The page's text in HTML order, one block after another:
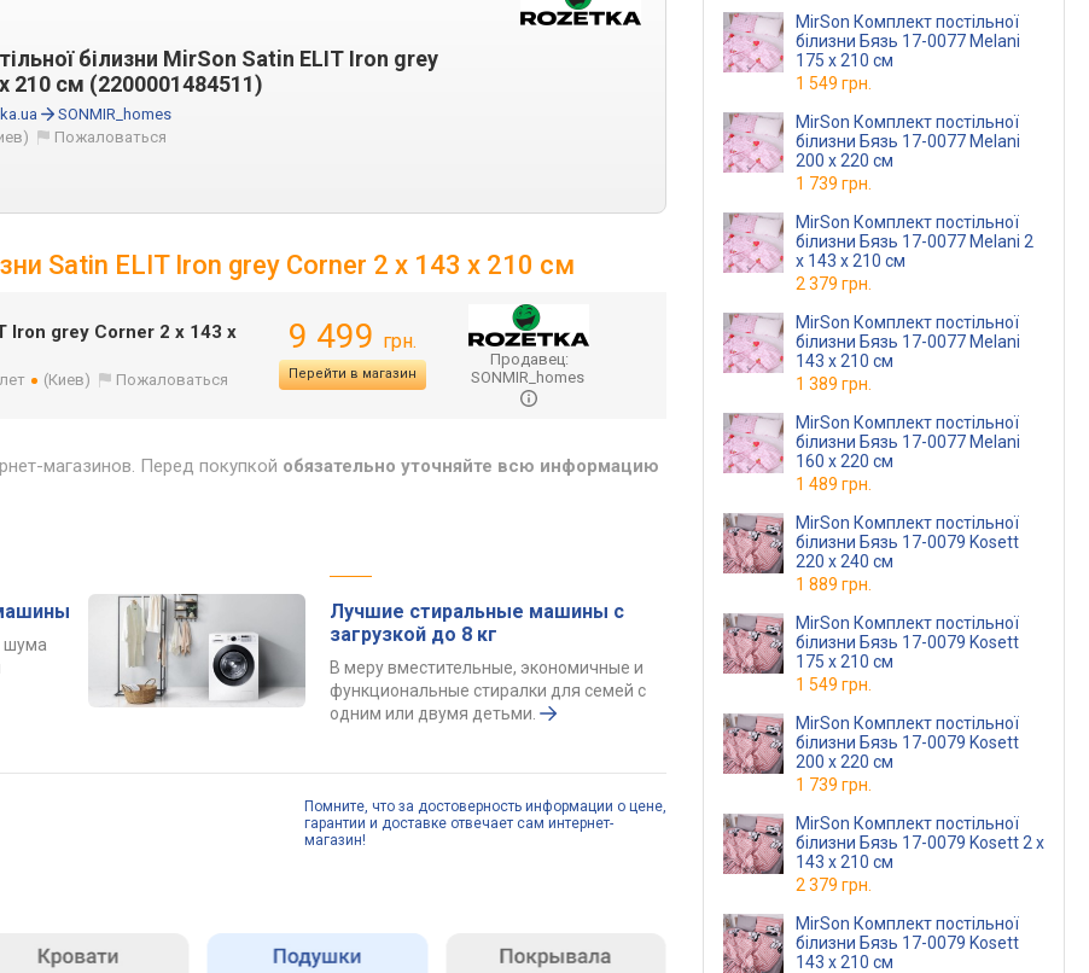
білизни MirSon Satin ELIT Iron grey
210 см (2200001484511)
SONMIR_homes
Пожаловаться
Satin ELIT Iron grey Corner 2 x 143 x 210 см
Iron grey Corner 2 x 143 x
(Киев) Пожаловаться
9 499 грн.
Перейти в магазин
Продавец:
SONMIR_homes
магазинов. Перед покупкой обязательно уточняйте всю информацию
шума
Лучшие стиральные машины с
загрузкой до 8 кг
В меру вместительные, экономичные и
функциональные стиралки для семей с
одним или двумя детьми.
Помните, что за достоверность информации о цене,
гарантии и доставке отвечает сам интернет-
магазин!
MirSon Комплект постільної
білизни Бязь 17-0077 Melani
175 x 210 см
1 549 грн.
MirSon Комплект постільної
білизни Бязь 17-0077 Melani
200 x 220 см
1 739 грн.
MirSon Комплект постільної
білизни Бязь 17-0077 Melani 2
x 143 x 210 см
2 379 грн.
MirSon Комплект постільної
білизни Бязь 17-0077 Melani
143 x 210 см
1 389 грн.
MirSon Комплект постільної
білизни Бязь 17-0077 Melani
160 x 220 см
1 489 грн.
MirSon Комплект постільної
білизни Бязь 17-0079 Kosett
220 x 240 см
1 889 грн.
MirSon Комплект постільної
білизни Бязь 17-0079 Kosett
175 x 210 см
1 549 грн.
MirSon Комплект постільної
білизни Бязь 17-0079 Kosett
200 x 220 см
1 739 грн.
MirSon Комплект постільної
білизни Бязь 17-0079 Kosett 2 x
143 x 210 см
2 379 грн.
MirSon Комплект постільної
білизни Бязь 17-0079 Kosett
143 x 210 см